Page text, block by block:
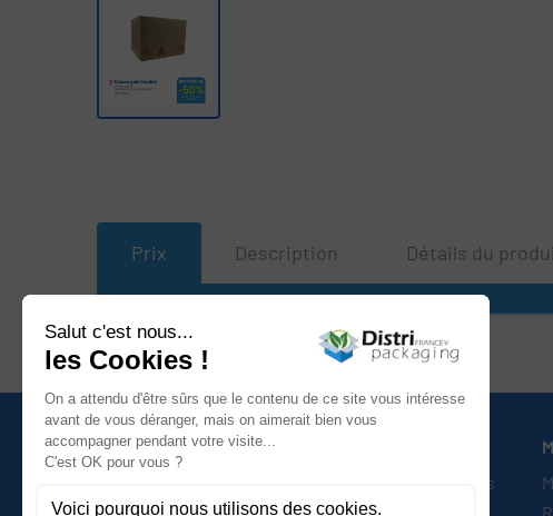
Prix Description Détails du
Référence
Nous contacter
Caisses et conteneurs